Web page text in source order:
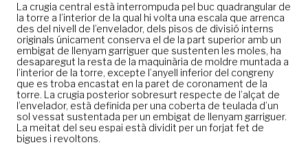
La crugia central està interrompuda pel buc quadrangular de
la torre a l’interior de la qual hi volta una escala que arrenca
des del nivell de l’envelador, dels pisos de divisió interns
originals únicament conserva el de la part superior amb un
embigat de llenyam garriguer que sustenten les moles, ha
desaparegut la resta de la maquinària de moldre muntada a
l’interior de la torre, excepte l’anyell inferior del congreny
que es troba encastat en la paret de coronament de la
torre. La crugia posterior sobresurt respecte de l’alçat de
l’envelador, està definida per una coberta de teulada d’un
sol vessat sustentada per un embigat de llenyam garriguer.
La meitat del seu espai està dividit per un forjat fet de
bigues i revoltons.